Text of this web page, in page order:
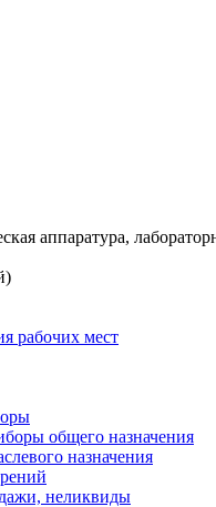
аппаратура,
рабочих мест
общего назначения
назначения
неликвиды